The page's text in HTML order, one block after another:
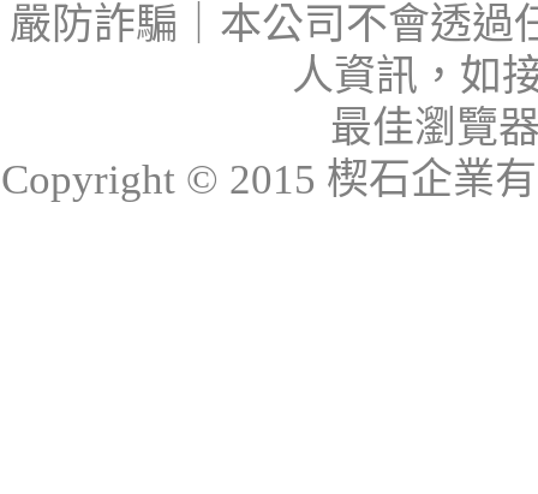
嚴防詐騙｜本公司不會透過
人資訊，如
最佳瀏覽
Copyright © 2015 楔石企業